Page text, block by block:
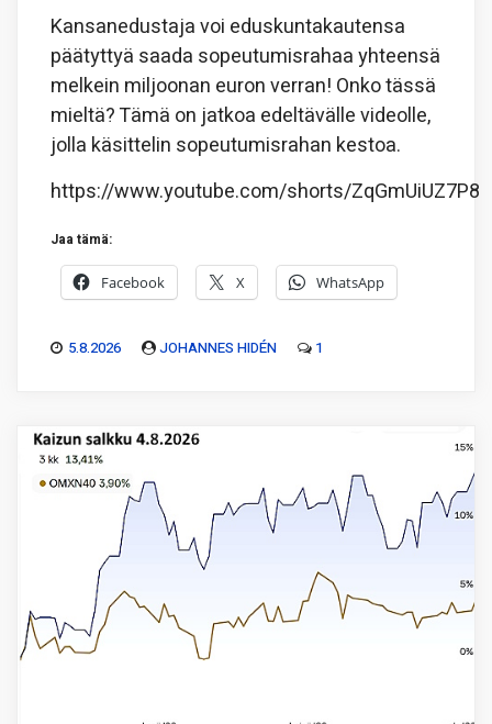
Kansanedustaja voi eduskuntakautensa
päätyttyä saada sopeutumisrahaa yhteensä
melkein miljoonan euron verran! Onko tässä
mieltä? Tämä on jatkoa edeltävälle videolle,
jolla käsittelin sopeutumisrahan kestoa.
https://www.youtube.com/shorts/ZqGmUiUZ7P8
Jaa tämä:
Facebook X WhatsApp
5.8.2026 JOHANNES HIDÉN 1